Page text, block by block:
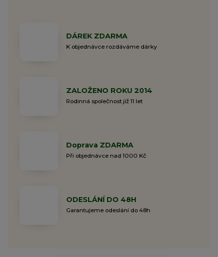
DÁREK ZDARMA
K objednávce rozdáváme dárky
ZALOŽENO ROKU 2014
Rodinná společnost již 11 let
Doprava ZDARMA
Při objednávce nad 1000 Kč
ODESLÁNÍ DO 48H
Garantujeme odeslání do 48h